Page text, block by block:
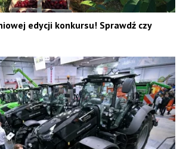
edycji konkursu! Sprawdź czy